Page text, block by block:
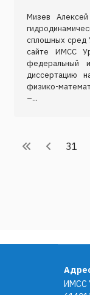
Мизев
сплошных сред
сайте ИМСС
федеральный
диссертацию
физико-
–...
31
ИМСС